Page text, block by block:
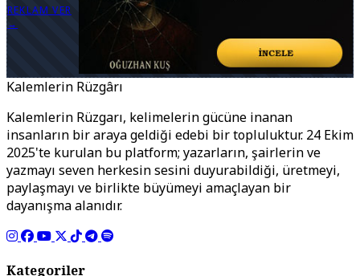
REKLAM VER
→
Kalemlerin Rüzgârı
Kalemlerin Rüzgarı, kelimelerin gücüne inanan
insanların bir araya geldiği edebi bir topluluktur. 24 Ekim
2025'te kurulan bu platform; yazarların, şairlerin ve
yazmayı seven herkesin sesini duyurabildiği, üretmeyi,
paylaşmayı ve birlikte büyümeyi amaçlayan bir
dayanışma alanıdır.
Kategoriler